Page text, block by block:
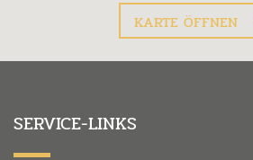
KARTE ÖFFNEN
SERVICE-LINKS